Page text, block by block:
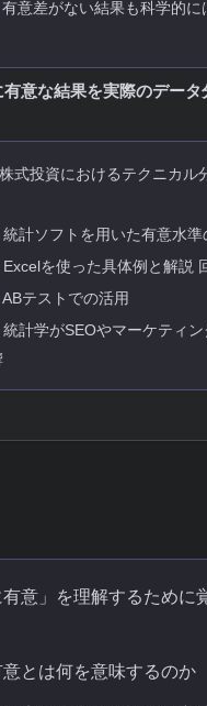
有意差がない結果も科学的に
有意な結果を実際のデータ
株式投資におけるテクニカル
統計ソフトを用いた有意水準
Excelを使った具体例と解説
ABテストでの活用
統計学がSEOやマーケティン
有意」を理解するために
とは何を意味するのか